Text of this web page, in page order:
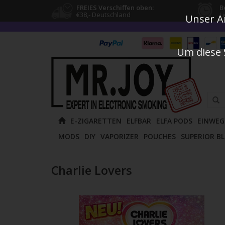
FREIES Verschiffen oben:
€38,- Deutschland
die
Pfeile
E-ZIGARETTEN ELFBAR ELFA PODS
MODS DIY VAPORIZER POUCHES SUPERIOR
Charlie Lovers
Unser
Um diese